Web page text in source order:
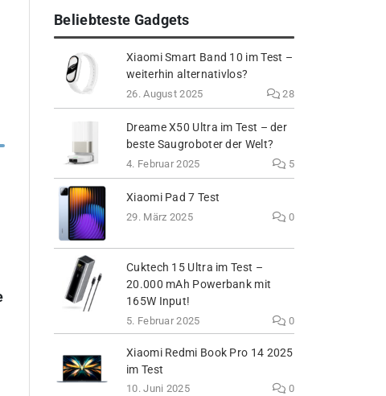
Beliebteste Gadgets
Xiaomi Smart Band 10 im Test –
weiterhin alternativlos?
26. August 2025 28
Dreame X50 Ultra im Test – der
beste Saugroboter der Welt?
4. Februar 2025 5
Xiaomi Pad 7 Test
29. März 2025 0
Cuktech 15 Ultra im Test –
20.000 mAh Powerbank mit
165W Input!
5. Februar 2025 0
Xiaomi Redmi Book Pro 14 2025
im Test
10. Juni 2025 0